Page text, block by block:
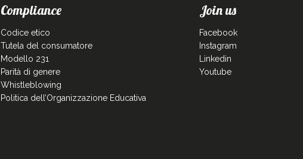
Compliance
Codice etico
Tutela del consumatore
Modello 231
Parità di genere
Whistleblowing
Politica dell’Organizzazione Educativa
Join us
Facebook
Instagram
Linkedin
Youtube